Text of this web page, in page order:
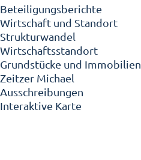
Beteiligungsberichte
Wirtschaft und Standort
Strukturwandel
Wirtschaftsstandort
Grundstücke und Immobilien
Zeitzer Michael
Ausschreibungen
Interaktive Karte